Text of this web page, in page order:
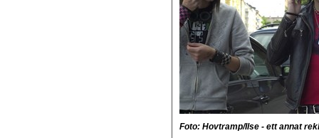
Foto: Hovtramp/Ilse - ett annat